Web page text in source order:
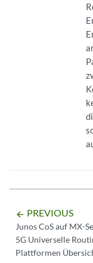
arrow_backward PREVIOUS
Junos CoS auf MX-
5G Universelle
Plattformen